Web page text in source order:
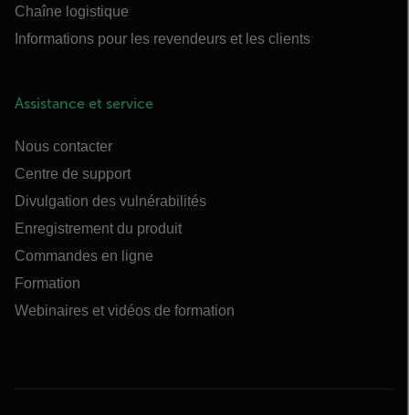
Chaîne logistique
Informations pour les revendeurs et les clients
Assistance et service
Nous contacter
Centre de support
Divulgation des vulnérabilités
Enregistrement du produit
Commandes en ligne
Formation
Webinaires et vidéos de formation